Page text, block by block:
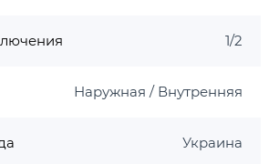
1/2
Наружная / Внутренняя
Украина